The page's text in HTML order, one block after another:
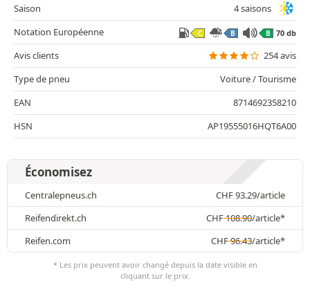
Saison
4 saisons
Notation Européenne
C B B 70 db
Avis clients
254 avis
Type de pneu
Voiture / Tourisme
EAN
8714692358210
HSN
AP19555016HQT6A00
Économisez
Centralepneus.ch CHF93.29/article
Reifendirekt.ch
CHF108.90/article*
Reifen.com
CHF96.43/article*
* Les prix peuvent avoir changé depuis la date visible en
cliquant sur le prix.